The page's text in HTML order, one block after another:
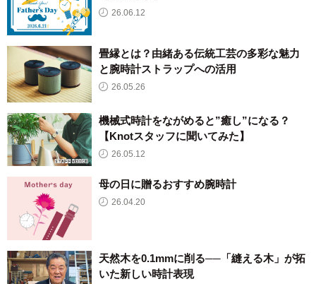
26.06.12
畳縁とは？由緒ある伝統工芸の多彩な魅力
と腕時計ストラップへの活用
26.05.26
機械式時計をながめると”癒し”になる？
【Knotスタッフに聞いてみた】
26.05.12
母の日に贈るおすすめ腕時計
26.04.20
天然木を0.1mmに削る──「縫える木」が拓
いた新しい時計表現